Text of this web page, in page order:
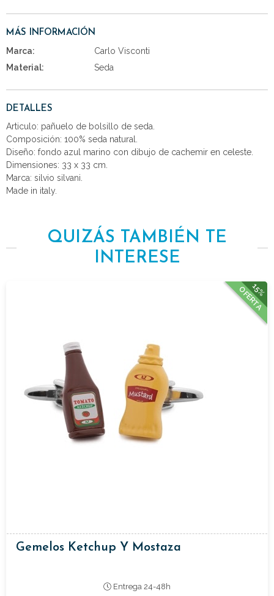
MÁS INFORMACIÓN
Marca:
Carlo Visconti
Material:
Seda
DETALLES
Articulo: pañuelo de bolsillo de seda.
Composición: 100% seda natural.
Diseño: fondo azul marino con dibujo de cachemir en celeste.
Dimensiones: 33 x 33 cm.
Marca: silvio silvani.
Made in italy.
QUIZÁS TAMBIÉN TE
INTERESE
15%
OFERTA
Gemelos Ketchup Y Mostaza
Entrega 24-48h